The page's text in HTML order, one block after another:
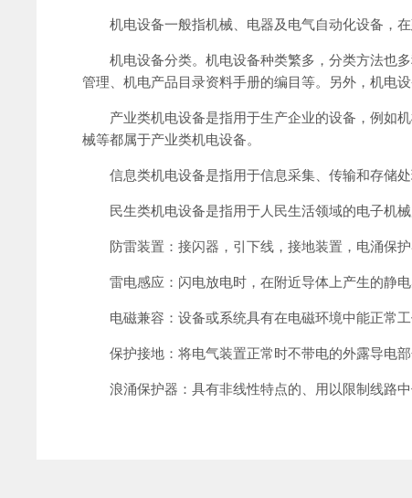
机电设备一般指机械、电器及电气自动化设备，
机电设备分类。机电设备种类繁多，分类方法也
管理、机电产品目录资料手册的编目等。另外，机电
产业类机电设备是指用于生产企业的设备，例如
械等都属于产业类机电设备。
信息类机电设备是指用于信息采集、传输和存储
民生类机电设备是指用于人民生活领域的电子机
防雷装置：接闪器，引下线，接地装置，电涌保
雷电感应：闪电放电时，在附近导体上产生的静
电磁兼容：设备或系统具有在电磁环境中能正常
保护接地：将电气装置正常时不带电的外露导电
浪涌保护器：具有非线性特点的、用以限制线路